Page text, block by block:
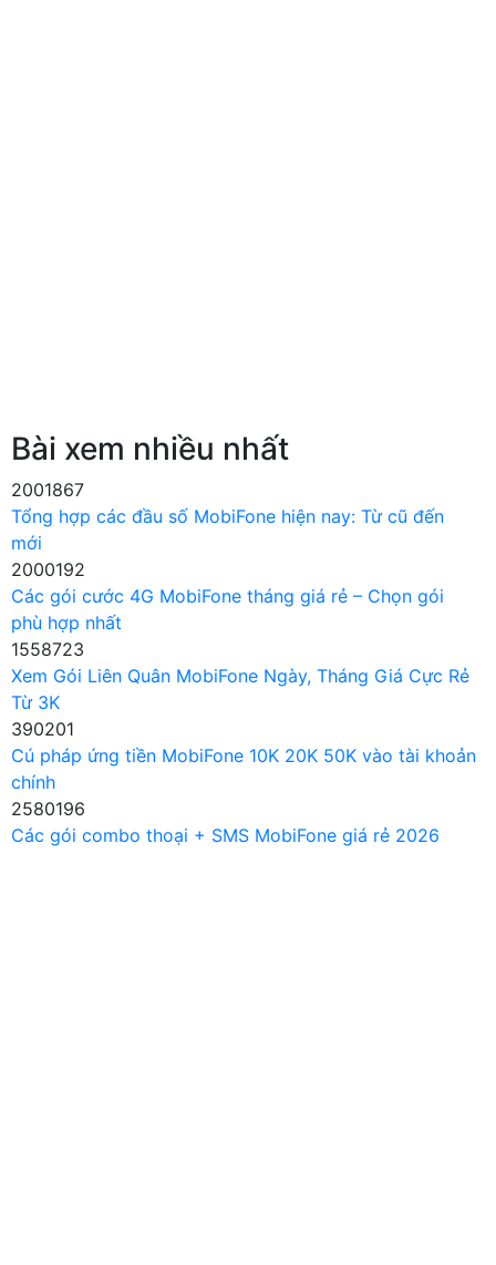
Bài xem nhiều nhất
2001867
Tổng hợp các đầu số MobiFone hiện nay: Từ cũ đến
mới
2000192
Các gói cước 4G MobiFone tháng giá rẻ – Chọn gói
phù hợp nhất
1558723
Xem Gói Liên Quân MobiFone Ngày, Tháng Giá Cực Rẻ
Từ 3K
390201
Cú pháp ứng tiền MobiFone 10K 20K 50K vào tài khoản
chính
2580196
Các gói combo thoại + SMS MobiFone giá rẻ 2026